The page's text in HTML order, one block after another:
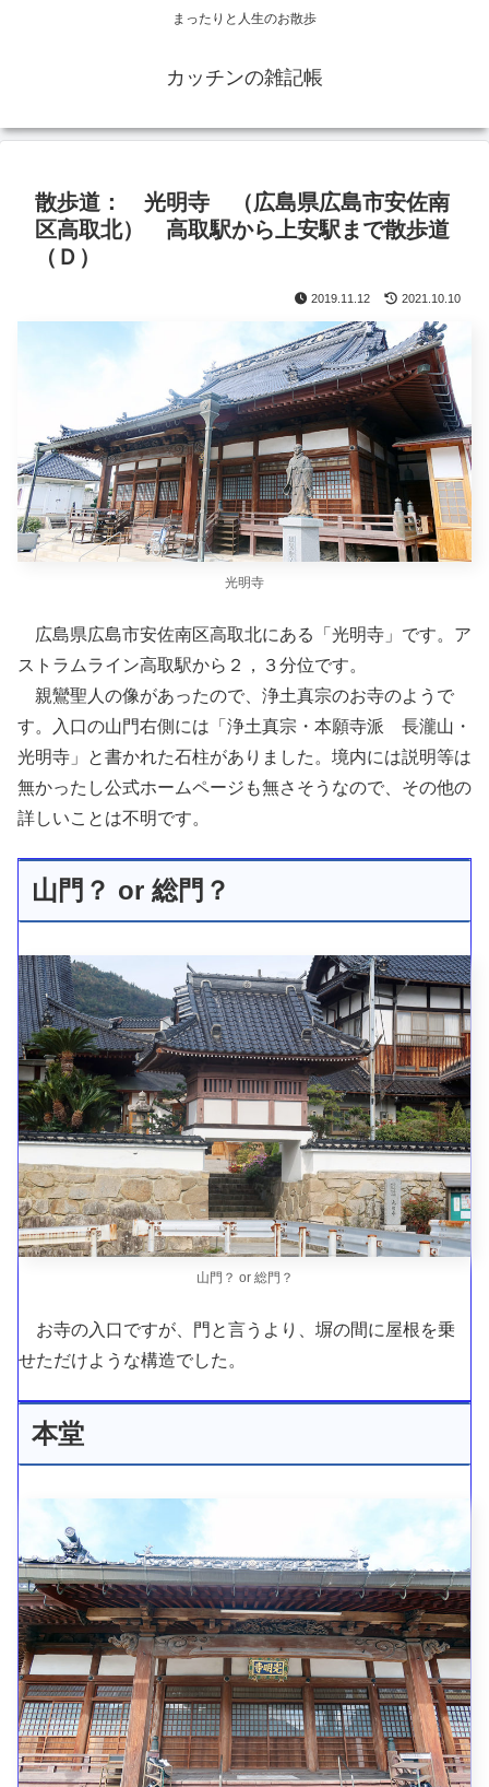
まったりと人生のお散歩
カッチンの雑記帳
散歩道： 光明寺 （広島県広島市安佐南
区高取北） 高取駅から上安駅まで散歩道
（Ｄ）
2019.11.12 2021.10.10
光明寺
広島県広島市安佐南区高取北にある「光明寺」です。ア
ストラムライン高取駅から２，３分位です。
親鸞聖人の像があったので、浄土真宗のお寺のようで
す。入口の山門右側には「浄土真宗・本願寺派 長瀧山・
光明寺」と書かれた石柱がありました。境内には説明等は
無かったし公式ホームページも無さそうなので、その他の
詳しいことは不明です。
山門？ or 総門？
山門？ or 総門？
お寺の入口ですが、門と言うより、塀の間に屋根を乗
せただけような構造でした。
本堂